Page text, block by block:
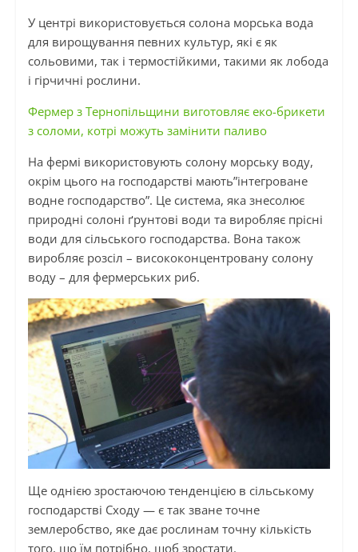
У центрі використовується солона морська вода
для вирощування певних культур, які є як
сольовими, так і термостійкими, такими як лобода
і гірчичні рослини.
Фермер з Тернопільщини виготовляє еко-брикети
з соломи, котрі можуть замінити паливо
На фермі використовують солону морську воду,
окрім цього на господарстві мають”інтегроване
водне господарство”. Це система, яка знесолює
природні солоні ґрунтові води та виробляє прісні
води для сільського господарства. Вона також
виробляє розсіл – висококонцентровану солону
воду – для фермерських риб.
Ще однією зростаючоютенденцією в сільському
господарстві Сходу — є так зване точне
землеробство, яке дає рослинам точну кількість
того, що їм потрібно, щоб зростати.